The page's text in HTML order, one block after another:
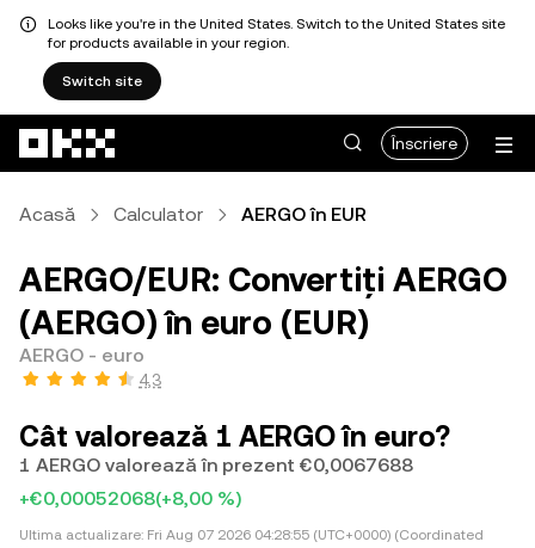
Looks like you're in the United States. Switch to the United States site
for products available in your region.
Switch site
Înscriere
Acasă Calculator AERGO în EUR
AERGO/EUR: Convertiți AERGO
(AERGO) în euro (EUR)
AERGO - euro
4,3
Cât valorează 1 AERGO în euro?
1 AERGO valorează în prezent €0,0067688
+€0,00052068(+8,00 %)
Ultima actualizare: Fri Aug 07 2026 04:28:55 (UTC+0000) (Coordinated